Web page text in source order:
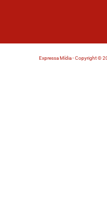
Expressa Mídia - Copyright ©